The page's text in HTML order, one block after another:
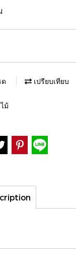
ด เปรียบเทียบ
ม้